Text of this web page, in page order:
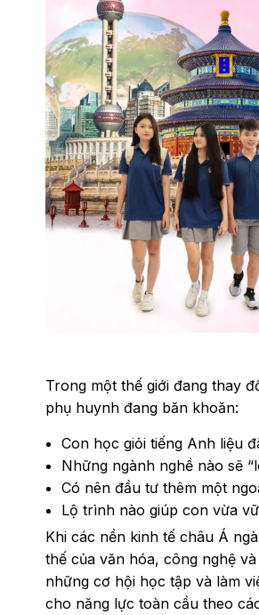
Trong một thế giới đang thay
phụ huynh đang băn khoăn:
Con học giỏi tiếng Anh liệu
Những ngành nghề nào sẽ
Có nên đầu tư thêm một
Lộ trình nào giúp con vừa
Khi các nền kinh tế châu Á
thế của văn hóa, công nghệ
những cơ hội học tập và làm
cho năng lực toàn cầu theo